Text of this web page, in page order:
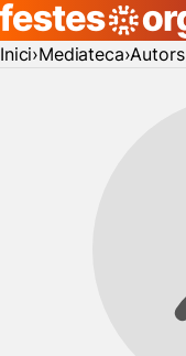
Inici Mediateca Autors